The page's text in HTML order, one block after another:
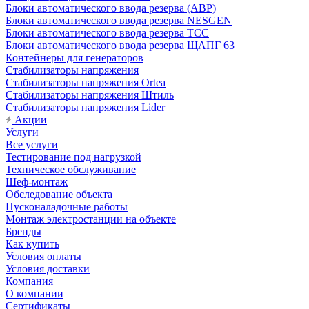
Блоки автоматического ввода резерва (АВР)
Блоки автоматического ввода резерва NESGEN
Блоки автоматического ввода резерва ТСС
Блоки автоматического ввода резерва ЩАПГ 63
Контейнеры для генераторов
Стабилизаторы напряжения
Стабилизаторы напряжения Ortea
Стабилизаторы напряжения Штиль
Стабилизаторы напряжения Lider
Акции
Услуги
Все услуги
Тестирование под нагрузкой
Техническое обслуживание
Шеф-монтаж
Обследование объекта
Пусконаладочные работы
Монтаж электростанции на объекте
Бренды
Как купить
Условия оплаты
Условия доставки
Компания
О компании
Сертификаты